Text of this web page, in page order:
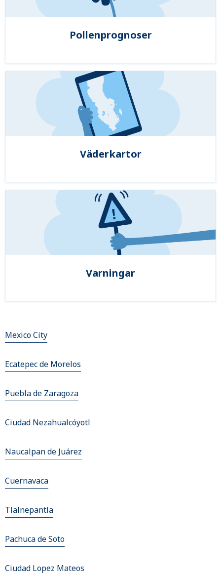
Pollenprognoser
Väderkartor
Varningar
Mexico City
Ecatepec de Morelos
Puebla de Zaragoza
Ciudad Nezahualcóyotl
Naucalpan de Juárez
Cuernavaca
Tlalnepantla
Pachuca de Soto
Ciudad Lopez Mateos